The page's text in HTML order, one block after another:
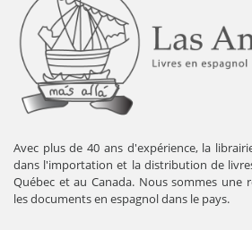
Avec plus de 40 ans d'expérience, la
dans l'importation et la distribution de
Québec et au Canada. Nous sommes une
les documents en espagnol dans le pays.